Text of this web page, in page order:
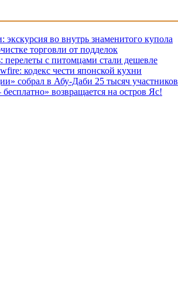
во внутрь знаменитого купола
торговли от подделок
перелеты с питомцами стали дешевле
кодекс чести японской кухни
собрал в Абу-Даби 25 тысяч участников
возвращается на остров Яс!